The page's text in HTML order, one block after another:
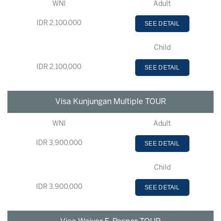
WNI Adult
IDR 2,100,000 SEE DETAIL
Child
IDR 2,100,000 SEE DETAIL
Visa Kunjungan Multiple TOUR
WNI Adult
IDR 3,900,000 SEE DETAIL
Child
IDR 3,900,000 SEE DETAIL